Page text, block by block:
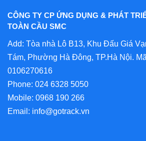
CÔNG TY CP ỨNG DỤNG & PHÁT
TOÀN CẦU SMC
Add: Tòa nhà Lô B13, Khu Đấu Giá
Tám, Phường Hà Đông, TP.Hà Nội.
0106270616
Phone: 024 6328 5050
Mobile: 0968 190 266
Email: info@gotrack.vn